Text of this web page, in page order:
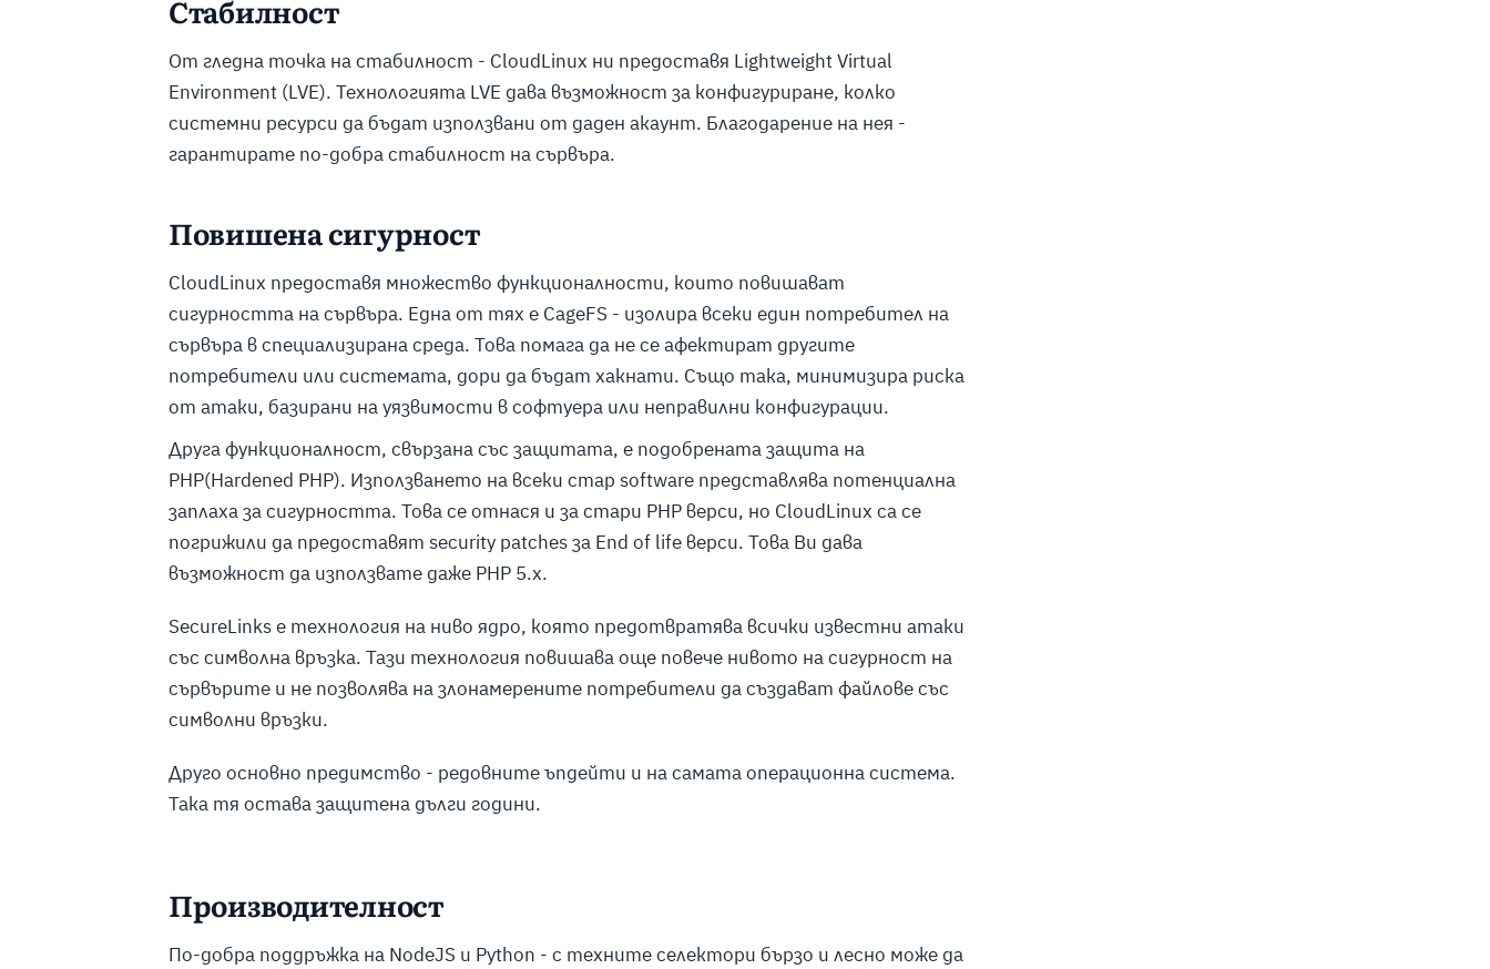
Стабилност
От гледна точка на стабилност - CloudLinux ни предоставя Lightweight Virtual
Environment (LVE). Технологията LVE дава възможност за конфигуриране, колко
системни ресурси да бъдат използвани от даден акаунт. Благодарение на нея -
гарантирате по-добра стабилност на сървъра.
Повишена сигурност
CloudLinux предоставя множество функционалности, които повишават
сигурността на сървъра. Една от тях е CageFS - изолира всеки един потребител на
сървъра в специализирана среда. Това помага да не се афектират другите
потребители или системата, дори да бъдат хакнати. Също така, минимизира риска
от атаки, базирани на уязвимости в софтуера или неправилни конфигурации.
Друга функционалност, свързана със защитата, е подобрената защита на
PHP(Hardened PHP). Използването на всеки стар software представлява потенциална
заплаха за сигурността. Това се отнася и за стари PHP верси, но CloudLinux са се
погрижили да предоставят security patches за End of life верси. Това Ви дава
възможност да използвате даже PHP 5.x.
SecureLinks е технология на ниво ядро, която предотвратява всички известни атаки
със символна връзка. Тази технология повишава още повече нивото на сигурност на
сървърите и не позволява на злонамерените потребители да създават файлове със
символни връзки.
Друго основно предимство - редовните ъпдейти и на самата операционна система.
Така тя остава защитена дълги години.
Производителност
По-добра поддръжка на NodeJS и Python - с техните селектори бързо и лесно може да